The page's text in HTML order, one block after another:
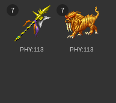
7
PHY:113
7
PHY:113